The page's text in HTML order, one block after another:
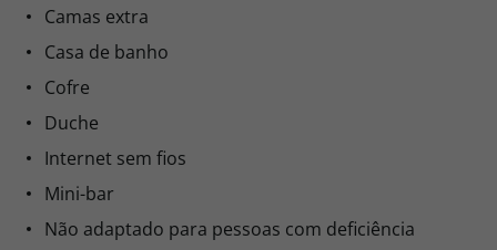
Camas extra
Casa de banho
Cofre
Duche
Internet sem fios
Mini-bar
Não adaptado para pessoas com deficiência